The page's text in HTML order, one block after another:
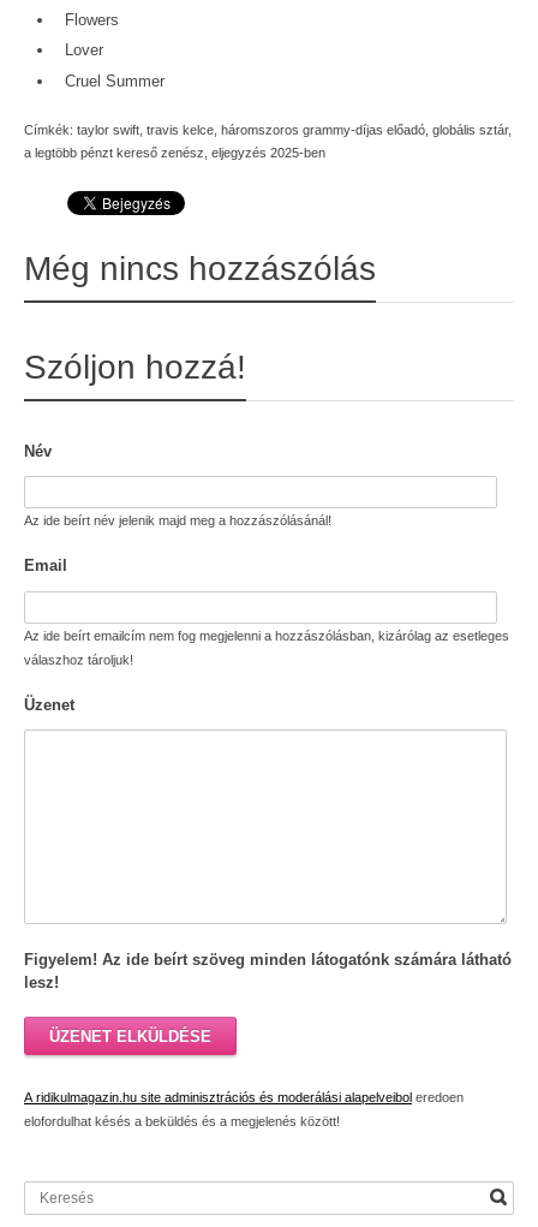
Flowers
Lover
Cruel Summer
Címkék: taylor swift travis kelce háromszoros grammy-díjas előadó globális sztár,
a legtöbb pénzt kereső zenész eljegyzés 2025-ben
Még nincs hozzászólás
Szóljon hozzá!
Név
Az ide beírt név jelenik majd meg a hozzászólásánál!
Email
Az ide beírt emailcím nem fog megjelenni a hozzászólásban, kizárólag az esetleges
válaszhoz tároljuk!
Üzenet
Figyelem! Az ide beírt szöveg minden látogatónk számára látható
lesz!
ÜZENET ELKÜLDÉSE
A ridikulmagazin.hu site adminisztrációs és moderálási alapelveibol eredoen
elofordulhat késés a beküldés és a megjelenés között!